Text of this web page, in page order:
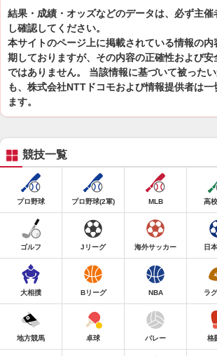
結果・成績・オッズなどのデータは、必ず主
し確認してください。
本サイトのページ上に掲載されている情報の
期しておりますが、その内容の正確性および
ではありません。 当該情報に基づいて被った
も、株式会社NTTドコモおよび情報提供者は
ます。
競技一覧
プロ野球 プロ野球(2軍) MLB 高
ゴルフ Jリーグ 海外サッカー 日
大相撲 Bリーグ NBA ラ
地方競馬 卓球 バレー 格